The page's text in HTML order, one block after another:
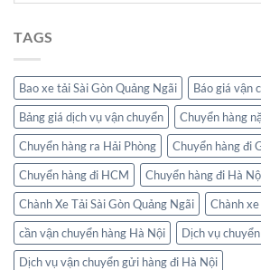
TAGS
Bao xe tải Sài Gòn Quảng Ngãi
Báo giá vận
Bảng giá dịch vụ vận chuyển
Chuyển hàng
Chuyển hàng ra Hải Phòng
Chuyển hàng đi
Chuyển hàng đi HCM
Chuyển hàng đi Hà
Chành Xe Tải Sài Gòn Quảng Ngãi
Chành
cần vận chuyển hàng Hà Nội
Dịch vụ
Dịch vụ vận chuyển gửi hàng đi Hà Nội